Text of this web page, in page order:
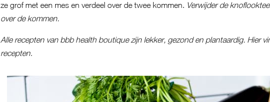
ze grof met een mes en verdeel over de twee kommen. Verwijder de
over de kommen.
Alle recepten van bbb health boutique zijn lekker, gezond en plantaardig. Hier
recepten.